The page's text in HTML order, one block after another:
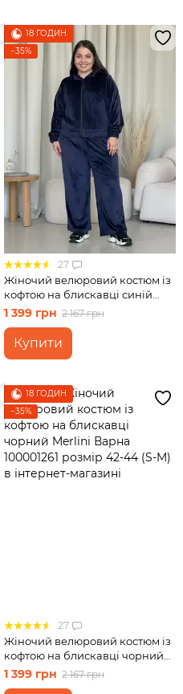
18 ГОДИН
−35%
27
Жіночий велюровий костюм із
кофтою на блискавці синій
Merlini Варна 100001262 розмір
54-56 (4XL-54XL)
1 399 грн 2 167 грн
Купити
18 ГОДИН
−35%
27
Жіночий велюровий костюм із
кофтою на блискавці чорний
Merlini Варна 100001261 розмір
42-44 (S-M)
1 399 грн 2 167 грн